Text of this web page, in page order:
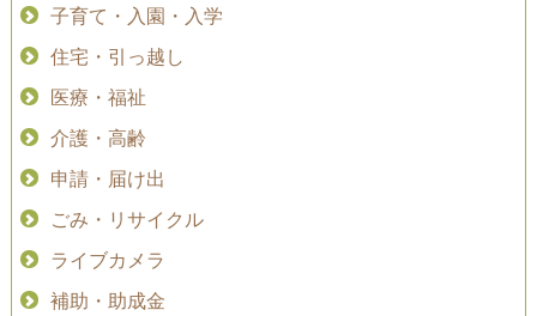
子育て・入園・入学
住宅・引っ越し
医療・福祉
介護・高齢
申請・届け出
ごみ・リサイクル
ライブカメラ
補助・助成金